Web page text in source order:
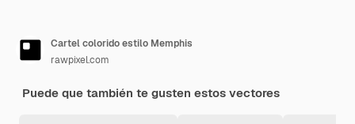
Cartel colorido estilo Memphis
rawpixel.com
Puede que también te gusten estos vectores